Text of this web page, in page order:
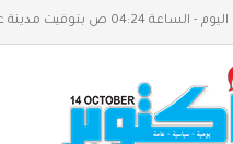
اليوم - الساعة 04:24 ص بتوقيت مدينة عدن